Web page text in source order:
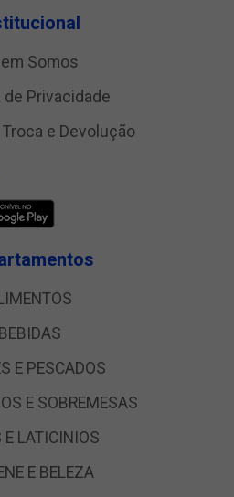
Somos
de Privacidade
e Devolução
BEBIDAS
E PESCADOS
E SOBREMESAS
E LATICINIOS
E BELEZA